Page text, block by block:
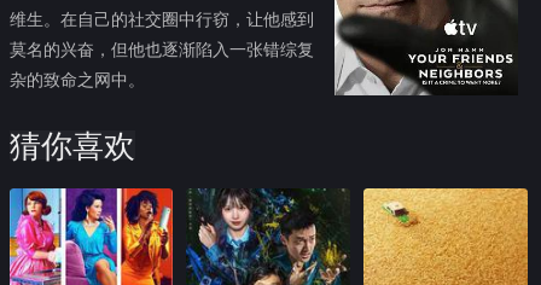
维生。在自己的社交圈中行窃，让他感到
莫名的兴奋，但他也逐渐陷入一张错综复
杂的致命之网中。
猜你喜欢